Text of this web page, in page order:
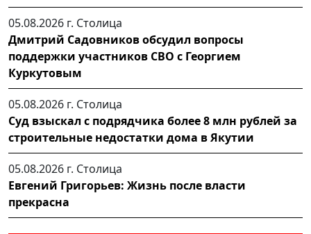
05.08.2026 г. Столица
Дмитрий Садовников обсудил вопросы
поддержки участников СВО с Георгием
Куркутовым
05.08.2026 г. Столица
Суд взыскал с подрядчика более 8 млн рублей за
строительные недостатки дома в Якутии
05.08.2026 г. Столица
Евгений Григорьев: Жизнь после власти
прекрасна